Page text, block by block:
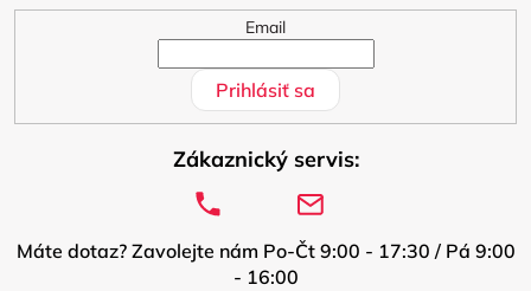
Email
Prihlásiť sa
Zákaznický servis:
Máte dotaz? Zavolejte nám Po-Čt 9:00 - 17:30 / Pá 9:00
- 16:00